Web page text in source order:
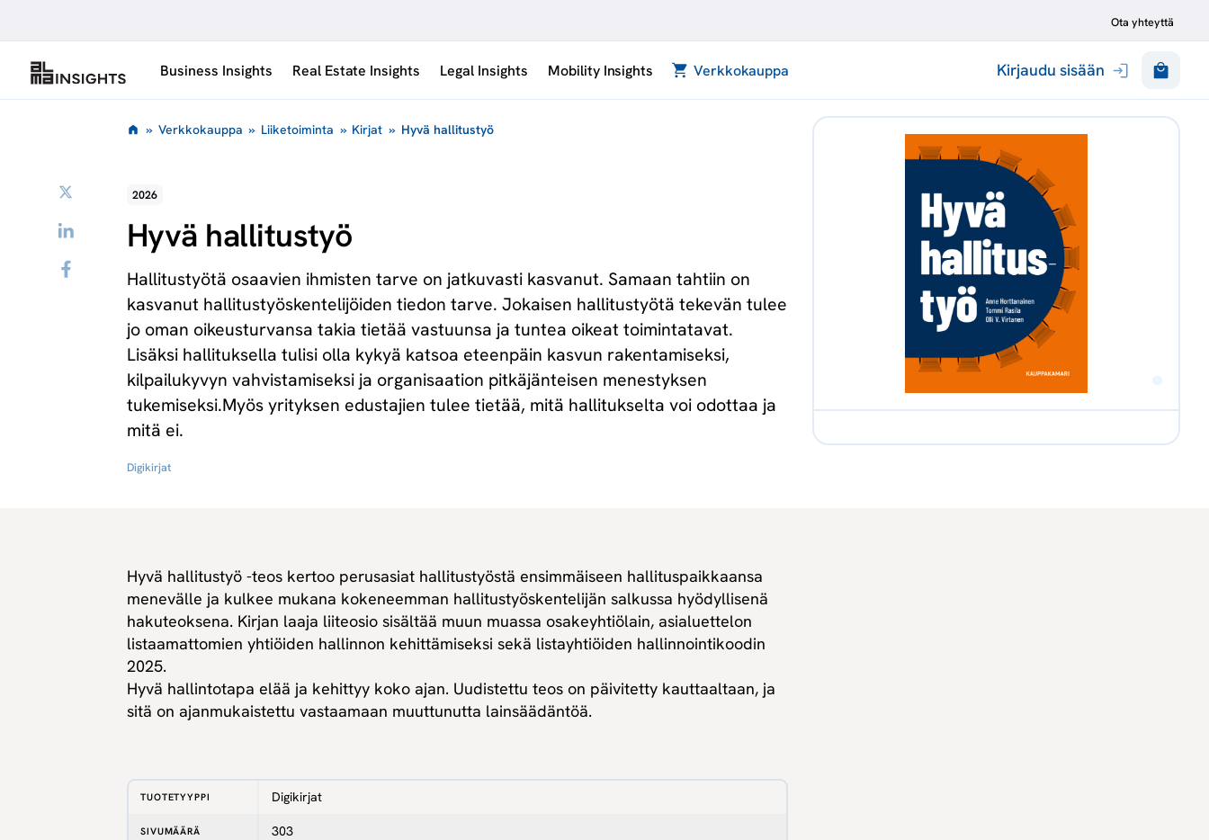
Ota yhteyttä
Business Insights Real Estate Insights Legal Insights Mobility Insights Verkkokauppa Kirjaudu sisään
LinkedIn
» Verkkokauppa » Liiketoiminta » Kirjat » Hyvä hallitustyö
2026
Hyvä hallitustyö
Hallitustyötä osaavien ihmisten tarve on jatkuvasti kasvanut. Samaan tahtiin on
kasvanut hallitustyöskentelijöiden tiedon tarve. Jokaisen hallitustyötä tekevän tulee
jo oman oikeusturvansa takia tietää vastuunsa ja tuntea oikeat toimintatavat.
Lisäksi hallituksella tulisi olla kykyä katsoa eteenpäin kasvun rakentamiseksi,
kilpailukyvyn vahvistamiseksi ja organisaation pitkäjänteisen menestyksen
tukemiseksi.Myös yrityksen edustajien tulee tietää, mitä hallitukselta voi odottaa ja
mitä ei.
Digikirjat
Hyvä hallitustyö -teos kertoo perusasiat hallitustyöstä ensimmäiseen hallituspaikkaansa
menevälle ja kulkee mukana kokeneemman hallitustyöskentelijän salkussa hyödyllisenä
hakuteoksena. Kirjan laaja liiteosio sisältää muun muassa osakeyhtiölain, asialuettelon
listaamattomien yhtiöiden hallinnon kehittämiseksi sekä listayhtiöiden hallinnointikoodin
2025.
Hyvä hallintotapa elää ja kehittyy koko ajan. Uudistettu teos on päivitetty kauttaaltaan, ja
sitä on ajanmukaistettu vastaamaan muuttunutta lainsäädäntöä.
TUOTETYYPPI Digikirjat
SIVUMÄÄRÄ 303